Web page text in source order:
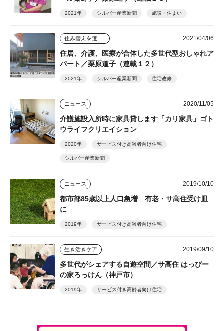
2021年 シルバー産業新聞 施設・住まい
2021/04/06
住居、介護、医療が合体した多世代型おしゃれア
パート／栗原道子（連載１２）
2021年 シルバー産業新聞 住宅改修
ニュース 2020/11/05
介護施設入所時に家具貸します「カリ家具」ゴト
ウライフクリエイション
2020年 サービス付き高齢者向け住宅
シルバー産業新聞
ニュース 2019/10/10
都市部85歳以上人口急増 有老・サ高住受け皿
に
2019年 サービス付き高齢者向け住宅
生き活きケア 2019/09/10
多世代がシェアする自遊空間／サ高住 はっぴー
の家ろっけん（神戸市）
2019年 サービス付き高齢者向け住宅